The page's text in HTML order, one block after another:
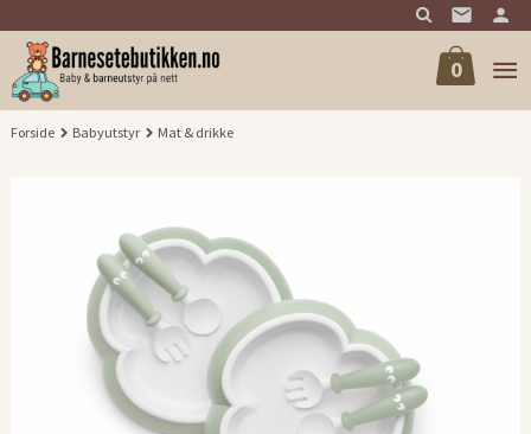
til
innholdet
0
Forside Babyutstyr Mat & drikke